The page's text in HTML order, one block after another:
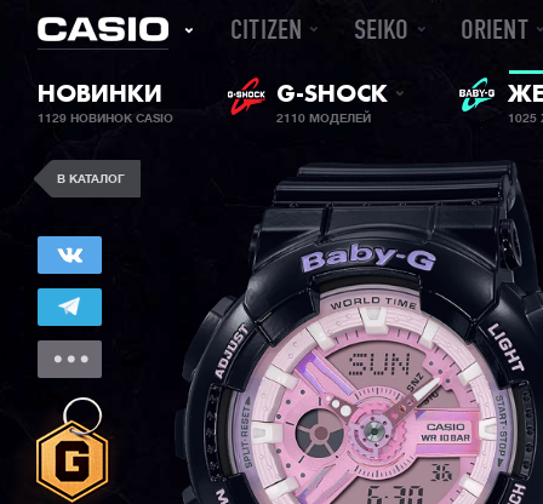
CITIZEN SEIKO ORIENT
НОВИНКИ
1129 НОВИНОК CASIO
G-SHOCK
2110 МОДЕЛЕЙ
В КАТАЛОГ